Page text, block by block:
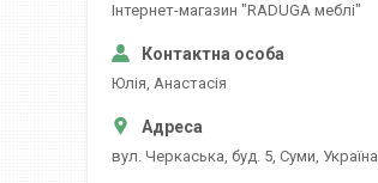
Інтернет-магазин "RADUGA меблі"
Юлія, Анастасія
вул. Черкаська, буд. 5, Суми, Україна